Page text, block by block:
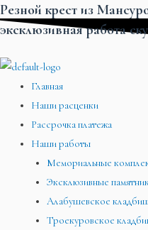
Перейти
к
Меню
Главная
Наши расценки
Рассрочка платежа
Наши работы
Мемориальные
Эксклюзивные
Алабушевское
Троекуровское
Меню
Меню
Резной крест из
эксклюзивная работа